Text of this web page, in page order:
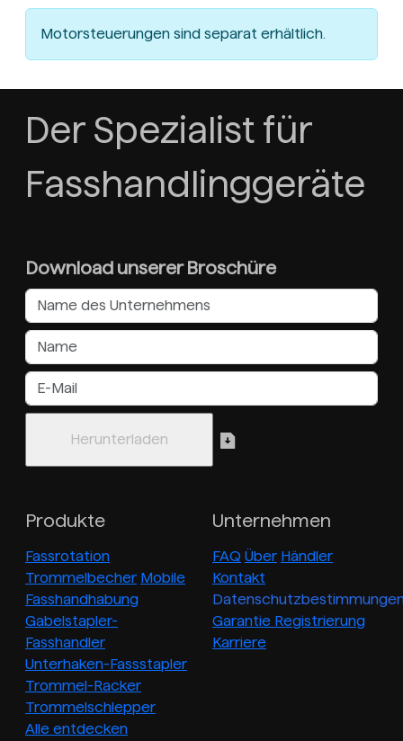
Motorsteuerungen sind separat erhältlich.
Der Spezialist für
Fasshandlinggeräte
Download unserer Broschüre
Produkte
Fassrotation
Trommelbecher Mobile
Fasshandhabung
Gabelstapler-
Fasshandler
Unterhaken-Fassstapler
Trommel-Racker
Trommelschlepper
Alle entdecken
Unternehmen
FAQ Über Händler
Kontakt
Garantie Registrierung
Karriere